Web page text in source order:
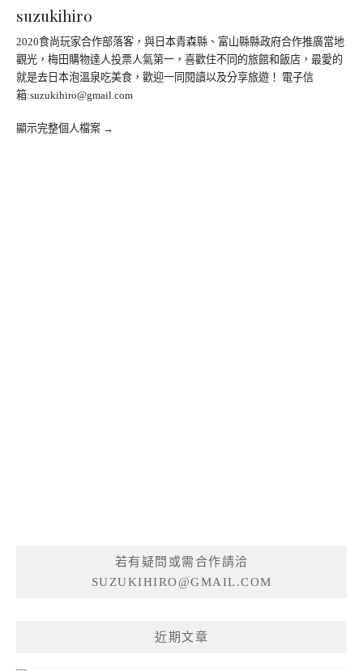
suzukihiro
2020食尚玩家合作部落客，與日本青森縣、富山縣縣政府合作推廣當地
觀光，梅田購物達人投票人氣第一，喜歡住不同的旅館和飯店，最愛的
就是去日本泡溫泉吃美食，歡迎一同閱讀以及分享旅遊！ 電子信
箱:suzukihiro@gmail.com
顯示完整個人檔案 →
若有疑問或需合作請洽
SUZUKIHIRO@GMAIL.COM
近期文章